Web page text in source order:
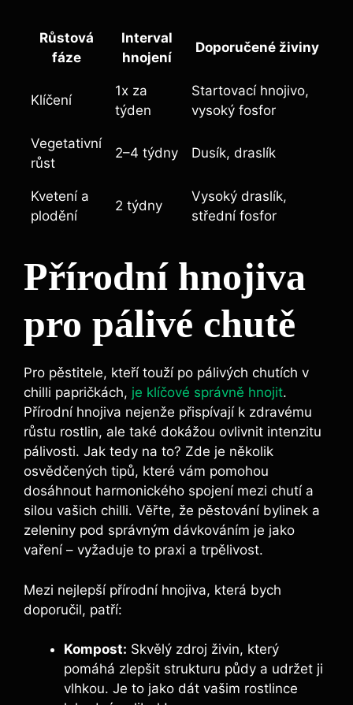
Růstová‍
fáze
Interval
hnojení
Doporučené živiny
Klíčení
1x za
týden
Startovací hnojivo,
‌vysoký fosfor
Vegetativní
růst
2–4 týdny Dusík, draslík
Kvetení a
plodění
2 týdny
Vysoký draslík,
⁤střední ⁤fosfor
Přírodní hnojiva
pro pálivé chutě
Pro pěstitele, kteří touží po pálivých chutích v
chilli papričkách,‍ je klíčové správně hnojit.​
Přírodní‌ hnojiva nejenže přispívají k⁣ zdravému⁤
růstu rostlin, ale také dokážou ovlivnit ⁤intenzitu
pálivosti. Jak tedy ⁢na to? Zde je několik
osvědčených tipů,​ které vám pomohou
dosáhnout ​harmonického spojení mezi chutí ​a
silou ⁢vašich chilli. Věřte, že pěstování bylinek ​a
⁣zeleniny pod​ správným dávkováním je jako
vaření​ – ‍vyžaduje to praxi a ‌trpělivost.
Mezi⁢ nejlepší přírodní hnojiva, která bych⁢
doporučil, ‍patří:
Kompost: Skvělý ‌zdroj živin, který
pomáhá zlepšit strukturu půdy a ‍udržet⁢ ji
‌vlhkou.‍ Je to jako ⁤dát vašim rostlince